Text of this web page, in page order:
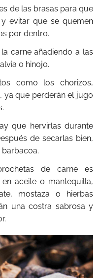
de las brasas para que
evitar que se quemen
por dentro.
carne añadiendo a las
o hinojo.
como los chorizos,
ya que perderán el jugo
que hervirlas durante
de secarlas bien,
de carne es
aceite o mantequilla,
mostaza o hierbas
una costra sabrosa y